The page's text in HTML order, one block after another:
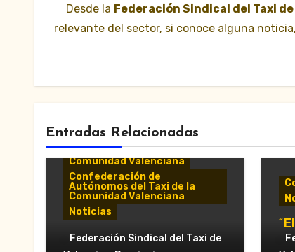
Desde la Federación Sindical del Taxi
relevante del sector, si conoce alguna
Entradas Relacionadas
Comunicados y notas de
prensa
Comunidad Valenciana
Confederación de
Autónomos del Taxi de la
Comunidad Valenciana
Noticias
«El taxi de Alicante
Federación Sindical del Taxi de